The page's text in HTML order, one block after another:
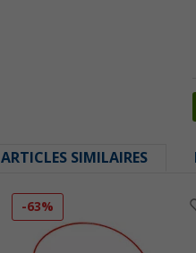
ARTICLES SIMILAIRES
-63%